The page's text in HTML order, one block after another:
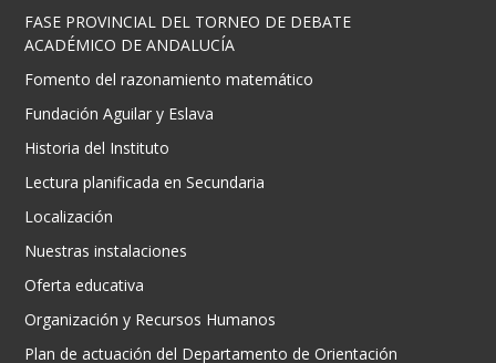
FASE PROVINCIAL DEL TORNEO DE DEBATE
ACADÉMICO DE ANDALUCÍA
Fomento del razonamiento matemático
Fundación Aguilar y Eslava
Historia del Instituto
Lectura planificada en Secundaria
Localización
Nuestras instalaciones
Oferta educativa
Organización y Recursos Humanos
Plan de actuación del Departamento de Orientación